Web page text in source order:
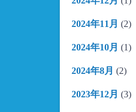
2024年11月 (2)
2024年10月 (1)
2024年8月 (2)
2023年12月 (3)